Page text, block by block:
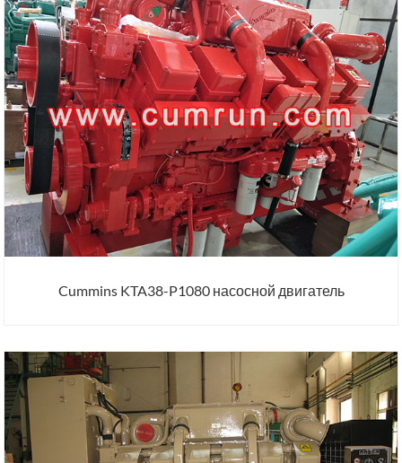
Cummins KTA38-P1080 насосной двигатель